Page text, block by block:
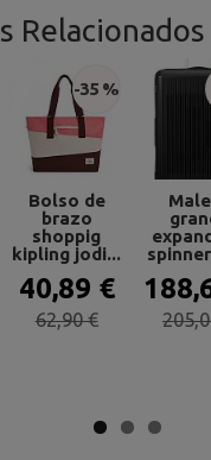
Relacionados
-35 %
Bolso de
brazo
shoppig
kipling jodi...
40,89 €
62,90 €